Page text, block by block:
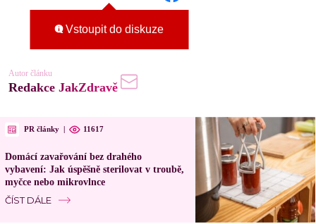
Vstoupit do diskuze
Autor článku
Redakce JakZdravě
PR články 11617
Domácí zavařování bez drahého
vybavení: Jak úspěšně sterilovat v troubě,
myčce nebo mikrovlnce
ČÍST DÁLE